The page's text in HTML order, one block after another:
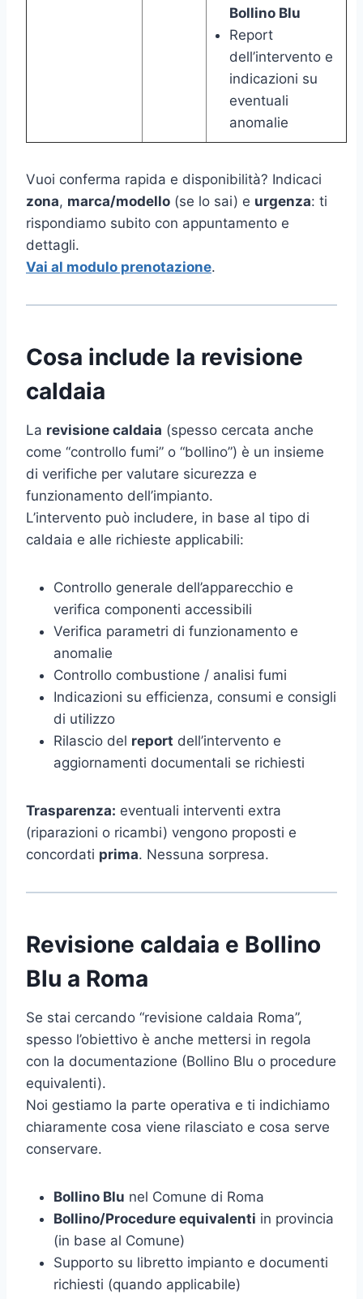
Bollino Blu
Report
dell’intervento e
indicazioni su
eventuali
anomalie
Vuoi conferma rapida e disponibilità? Indicaci
zona, marca/modello (se lo sai) e urgenza: ti
rispondiamo subito con appuntamento e
dettagli.
Vai al modulo prenotazione.
Cosa include la revisione
caldaia
La revisione caldaia (spesso cercata anche
come “controllo fumi” o “bollino”) è un insieme
di verifiche per valutare sicurezza e
funzionamento dell’impianto.
L’intervento può includere, in base al tipo di
caldaia e alle richieste applicabili:
Controllo generale dell’apparecchio e
verifica componenti accessibili
Verifica parametri di funzionamento e
anomalie
Controllo combustione / analisi fumi
Indicazioni su efficienza, consumi e consigli
di utilizzo
Rilascio del report dell’intervento e
aggiornamenti documentali se richiesti
Trasparenza: eventuali interventi extra
(riparazioni o ricambi) vengono proposti e
concordati prima. Nessuna sorpresa.
Revisione caldaia e Bollino
Blu a Roma
Se stai cercando “revisione caldaia Roma”,
spesso l’obiettivo è anche mettersi in regola
con la documentazione (Bollino Blu o procedure
equivalenti).
Noi gestiamo la parte operativa e ti indichiamo
chiaramente cosa viene rilasciato e cosa serve
conservare.
Bollino Blu nel Comune di Roma
Bollino/Procedure equivalenti in provincia
(in base al Comune)
Supporto su libretto impianto e documenti
richiesti (quando applicabile)